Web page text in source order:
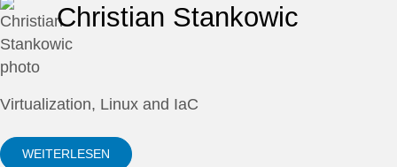
Christian Stankowic
Virtualization, Linux and IaC
WEITERLESEN